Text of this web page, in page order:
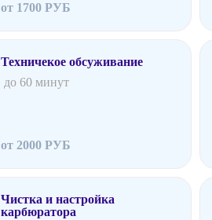
от 1700 РУБ
Техничекое обсуживание
до 60 минут
от 2000 РУБ
Чистка и настройка
карбюратора